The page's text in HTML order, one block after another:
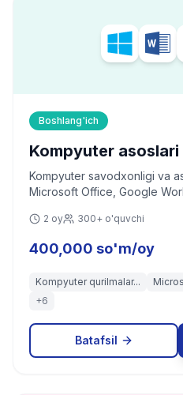
Boshlang'ich
Kompyuter asoslari
Kompyuter savodxonligi va
Microsoft Office, Google
2 oy 300+ o'quvchi
400,000 so'm/oy
Kompyuter qurilmalar...
+6
Batafsil